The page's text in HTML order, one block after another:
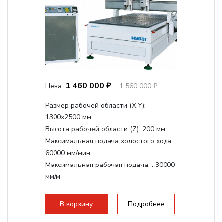
Цена: 1 460 000 ₽ 1 560 000 ₽
Размер рабочей области (Х,Y):
1300x2500 мм
Высота рабочей области (Z): 200 мм
Максимальная подача холостого хода.:
60000 мм/мин
Максимальная рабочая подача. : 30000
мм/м
стандартно:Вакуумный стол
Цанговый патрон:ER32
В корзину Подробнее